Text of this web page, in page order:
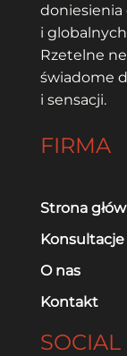
doniesienia
i
Rzetelne
świadome
i sensacji.
FIRMA
Strona
Konsultacje
O nas
Kontakt